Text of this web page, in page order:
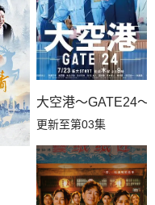
第02集
大空港～GATE24～
更新至第03集